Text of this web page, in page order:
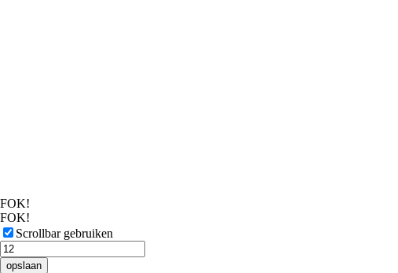
FOK!
FOK!
Scrollbar gebruiken
opslaan